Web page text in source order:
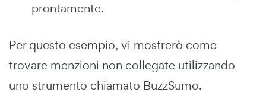
prontamente.
Per questo esempio, vi mostrerò come
trovare menzioni non collegate utilizzando
uno strumento chiamato BuzzSumo.